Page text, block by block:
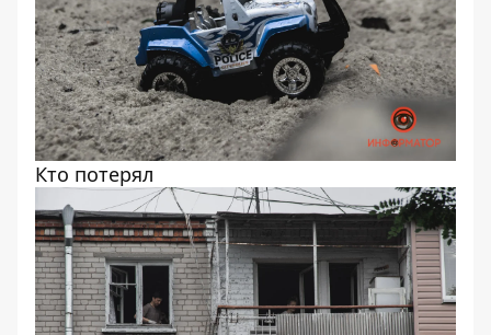
Кто потерял